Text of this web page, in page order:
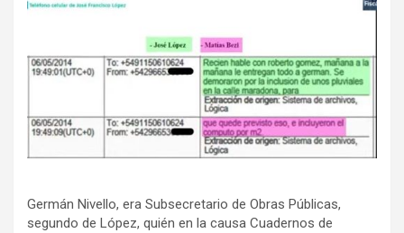
Germán Nivello, era Subsecretario de Obras Públicas,
segundo de López, quién en la causa Cuadernos de